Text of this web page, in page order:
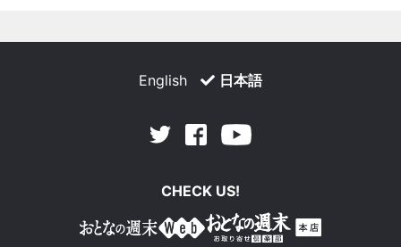
English 日本語
Twitter Facebook
CHECK US!